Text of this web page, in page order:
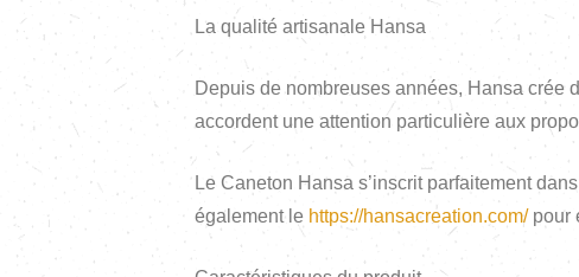
La qualité artisanale Hansa
Depuis de nombreuses années, Hansa crée
accordent une attention particulière aux
Le Caneton Hansa s’inscrit parfaitement
également le https://hansacreation.com/pour